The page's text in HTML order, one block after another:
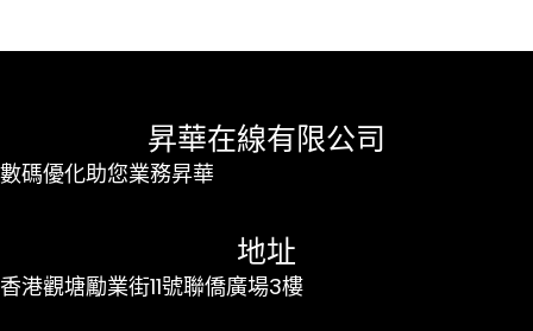
昇華在線有限公司
數碼優化助您業務昇華
地址
香港觀塘勵業街11號聯僑廣場3樓